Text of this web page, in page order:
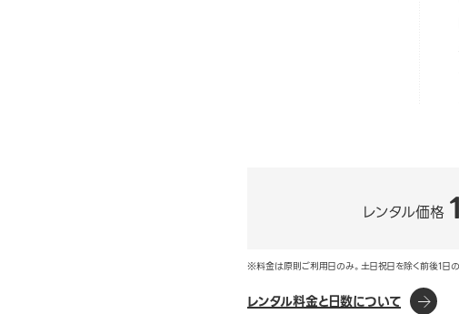
レンタル価格
※料金は原則ご利用日のみ。土日祝日を除く前後1日
レンタル料金と日数について